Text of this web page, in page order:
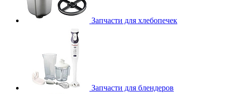
Запчасти для хлебопечек
Запчасти для блендеров